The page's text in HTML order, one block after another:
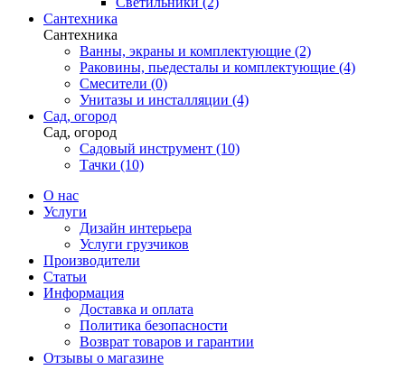
Сантехника
Сантехника
Ванны, экраны и комплектующие (2)
Раковины, пьедесталы и комплектующие (4)
Смесители (0)
Унитазы и инсталляции (4)
Сад, огород
Сад, огород
Садовый инструмент (10)
Тачки (10)
О нас
Услуги
Дизайн интерьера
Услуги грузчиков
Производители
Статьи
Информация
Доставка и оплата
Политика безопасности
Возврат товаров и гарантии
Отзывы о магазине